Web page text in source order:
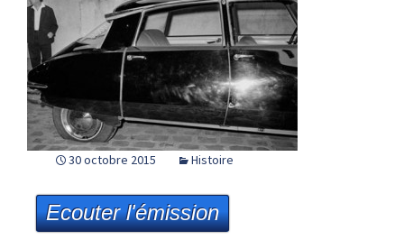
30 octobre 2015 Histoire
Ecouter l'émission